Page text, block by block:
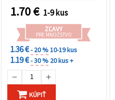
kreatívne DIY tvorenie
1.70€ 1-9 kus
ZĽAVY
PRE MNOŽSTVO
1.36 €- 20 %10-19 kus
1.19 €- 30 % 20 kus +
KÚPIŤ